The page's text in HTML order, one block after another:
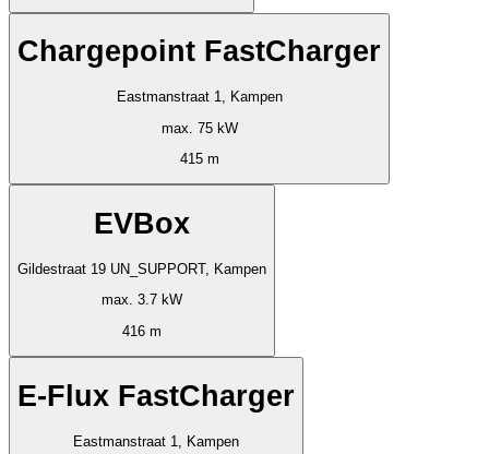
Chargepoint FastCharger
Eastmanstraat 1, Kampen
max. 75 kW
415 m
EVBox
Gildestraat 19 UN_SUPPORT, Kampen
max. 3.7 kW
416 m
E-Flux FastCharger
Eastmanstraat 1, Kampen